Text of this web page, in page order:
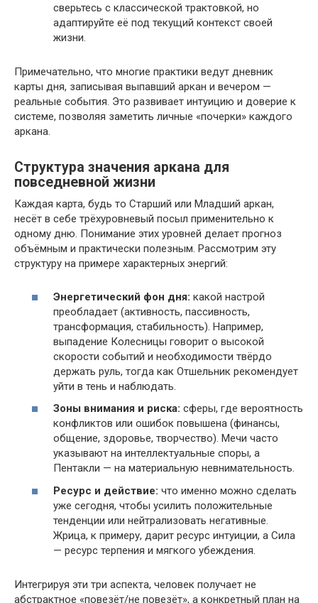
сверьтесь с классической трактовкой, но
адаптируйте её под текущий контекст своей
жизни.
Примечательно, что многие практики ведут дневник
карты дня, записывая выпавший аркан и вечером —
реальные события. Это развивает интуицию и доверие к
системе, позволяя заметить личные «почерки» каждого
аркана.
Структура значения аркана для
повседневной жизни
Каждая карта, будь то Старший или Младший аркан,
несёт в себе трёхуровневый посыл применительно к
одному дню. Понимание этих уровней делает прогноз
объёмным и практически полезным. Рассмотрим эту
структуру на примере характерных энергий:
Энергетический фон дня: какой настрой
преобладает (активность, пассивность,
трансформация, стабильность). Например,
выпадение Колесницы говорит о высокой
скорости событий и необходимости твёрдо
держать руль, тогда как Отшельник рекомендует
уйти в тень и наблюдать.
Зоны внимания и риска: сферы, где вероятность
конфликтов или ошибок повышена (финансы,
общение, здоровье, творчество). Мечи часто
указывают на интеллектуальные споры, а
Пентакли — на материальную невнимательность.
Ресурс и действие: что именно можно сделать
уже сегодня, чтобы усилить положительные
тенденции или нейтрализовать негативные.
Жрица, к примеру, дарит ресурс интуиции, а Сила
— ресурс терпения и мягкого убеждения.
Интегрируя эти три аспекта, человек получает не
абстрактное «повезёт/не повезёт», а конкретный план на